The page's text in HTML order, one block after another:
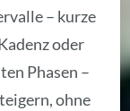
– kurze
oder
Phasen –
ohne